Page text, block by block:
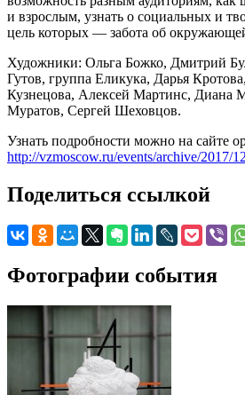
и взрослым, узнать о социальных и
цель которых — забота об
Художники: Ольга Божко, Дмитрий
Гутов, группа Еликука, Дарья
Кузнецова, Алексей Мартинc, Диана
Муратов, Сергей Шеховцов.
Узнать подробности можно на сайте
http://vzmoscow.ru/events/archive/2017/
Поделиться ссылкой
Фотографии события